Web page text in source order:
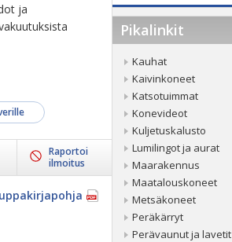
ja
Raportoi
ilmoitus
Pikalinkit
Kauhat
Kaivinkoneet
Katsotuimmat
Konevideot
Kuljetuskalusto
Lumilingot ja aurat
Maarakennus
Maatalouskoneet
Metsäkoneet
Peräkärryt
Perävaunut ja lavetit